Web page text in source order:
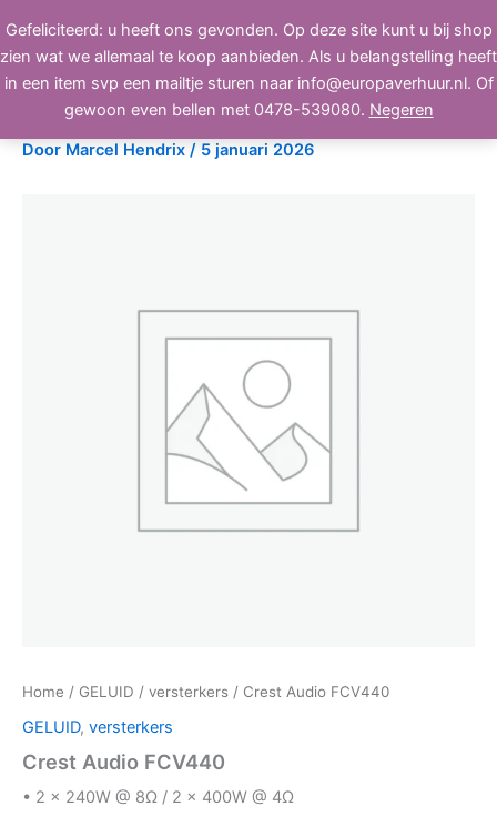
Gefeliciteerd: u heeft ons gevonden. Op deze site kunt u bij shop
zien wat we allemaal te koop aanbieden. Als u belangstelling heeft
in een item svp een mailtje sturen naar info@europaverhuur.nl. Of
gewoon even bellen met 0478-539080. Negeren
naar
de
inhoud
BEELD, GELUID, LICHT
Crest Audio FCV440
Door Marcel Hendrix / 5 januari 2026
Home / GELUID / versterkers / Crest Audio FCV440
GELUID, versterkers
Crest Audio FCV440
• 2 × 240W @ 8Ω / 2 × 400W @ 4Ω